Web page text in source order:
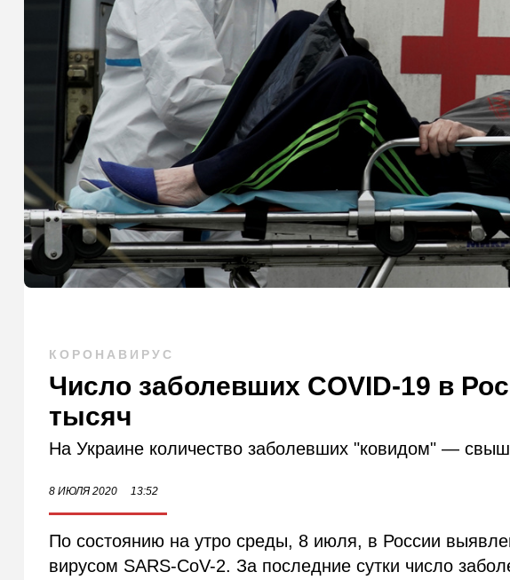
КОРОНАВИРУС
Число заболевших COVID-19 в
тысяч
На Украине количество заболевших "ковидом" —
8 ИЮЛЯ 2020 13:52
По состоянию на утро среды, 8 июля, в России
вирусом SARS-CoV-2. За последние сутки число